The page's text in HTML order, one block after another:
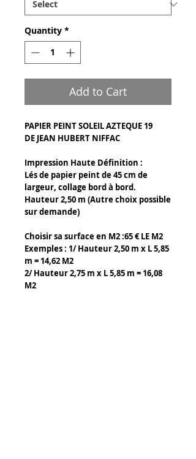
Quantity *
Add to Cart
PAPIER PEINT SOLEIL AZTEQUE 19
DE JEAN HUBERT NIFFAC
Impression Haute Définition :
Lés de papier peint de 45 cm de
largeur, collage bord à bord.
Hauteur 2,50 m (Autre choix possible
sur demande)
Choisir sa surface en M2 :65 € LE M2
Exemples : 1/ Hauteur 2,50 m x L 5,85
m = 14,62 M2
2/ Hauteur 2,75 m x L 5,85 m = 16,08
M2